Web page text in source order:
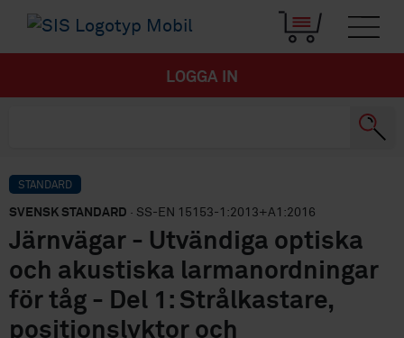
LOGGA IN
STANDARD
SVENSK STANDARD · SS-EN 15153-1:2013+A1:2016
Järnvägar - Utvändiga optiska
och akustiska larmanordningar
för tåg - Del 1: Strålkastare,
positionslyktor och